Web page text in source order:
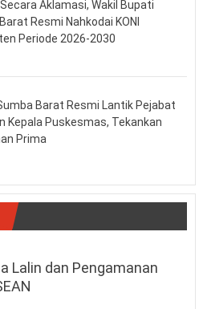
Aklamasi, Wakil Bupati
Resmi Nahkodai KONI
Periode 2026-2030
Barat Resmi Lantik Pejabat
Kepala Puskesmas, Tekankan
Prima
Lalin dan Pengamanan